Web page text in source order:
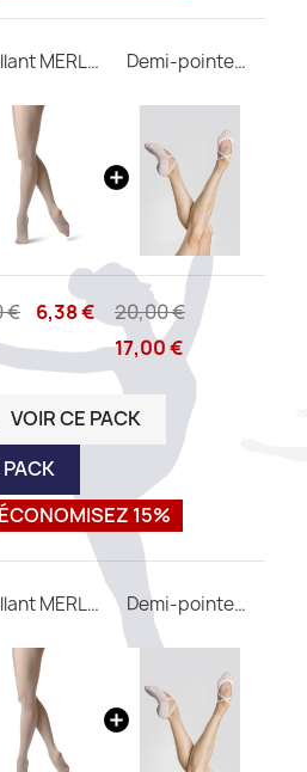
Collant MERLET avec pieds enfant
€ 6,38 €
Demi-pointes CERES M Wear Moi
20,00 €
17,00 €
VOIR CE PACK
ÉCONOMISEZ 15%
Collant MERLET avec pieds enfant Demi-pointes CERES M Wear Moi